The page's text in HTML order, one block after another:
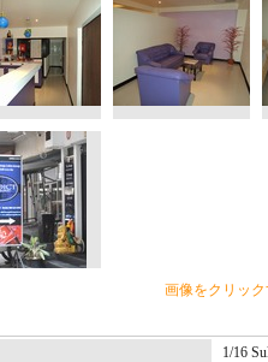
画像をクリッ
1/16